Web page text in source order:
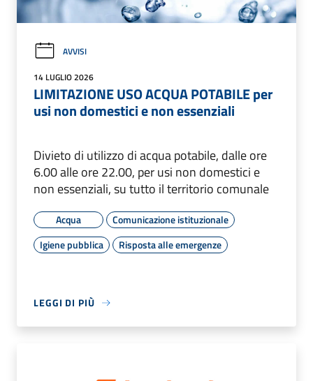
AVVISI
14 LUGLIO 2026
LIMITAZIONE USO ACQUA POTABILE per
usi non domestici e non essenziali
Divieto di utilizzo di acqua potabile, dalle ore
6.00 alle ore 22.00, per usi non domestici e
non essenziali, su tutto il territorio comunale
Acqua
Comunicazione istituzionale
Igiene pubblica
Risposta alle emergenze
LEGGI DI PIÙ